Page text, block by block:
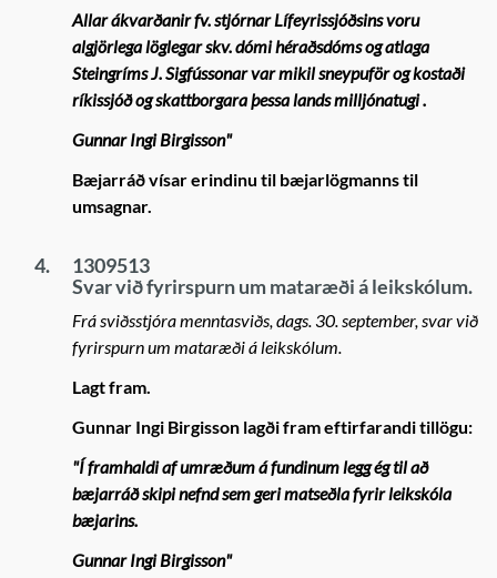
Allar ákvarðanir fv. stjórnar Lífeyrissjóðsins voru
algjörlega löglegar skv. dómi héraðsdóms og atlaga
Steingríms J. Sigfússonar var mikil sneypuför og kostaði
ríkissjóð og skattborgara þessa lands milljónatugi .
Gunnar Ingi Birgisson"
Bæjarráð vísar erindinu til bæjarlögmanns til
umsagnar.
4.
1309513
Svar við fyrirspurn um mataræði á leikskólum.
Frá sviðsstjóra menntasviðs, dags. 30. september, svar við
fyrirspurn um mataræði á leikskólum.
Lagt fram.
Gunnar Ingi Birgisson lagði fram eftirfarandi tillögu:
"Í framhaldi af umræðum á fundinum legg ég til að
bæjarráð skipi nefnd sem geri matseðla fyrir leikskóla
bæjarins.
Gunnar Ingi Birgisson"